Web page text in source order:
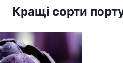
Кращі сорти